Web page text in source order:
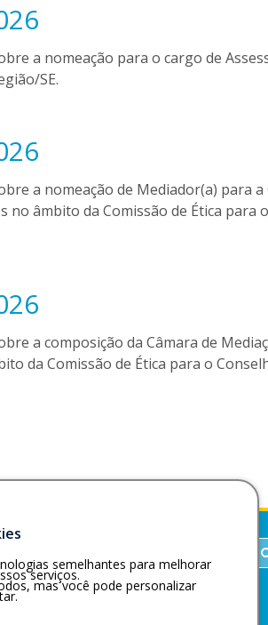
a nomeação para o cargo de
SE.
a nomeação de Mediador(a) para
no âmbito da Comissão de Ética para
a composição da Câmara de
da Comissão de Ética para o
semelhantes para melhorar
serviços.
mas você pode personalizar